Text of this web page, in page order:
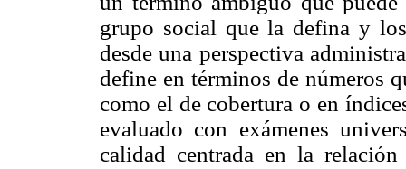
grupo social que la defina y
desde una perspectiva
define en términos de números
como el de cobertura o en
evaluado con exámenes
calidad centrada en la